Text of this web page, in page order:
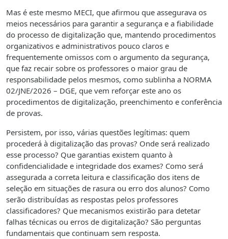
Mas é este mesmo MECI, que afirmou que assegurava os
meios necessários para garantir a segurança e a fiabilidade
do processo de digitalização que, mantendo procedimentos
organizativos e administrativos pouco claros e
frequentemente omissos com o argumento da segurança,
que faz recair sobre os professores o maior grau de
responsabilidade pelos mesmos, como sublinha a NORMA
02/JNE/2026 – DGE, que vem reforçar este ano os
procedimentos de digitalização, preenchimento e conferência
de provas.
Persistem, por isso, várias questões legítimas: quem
procederá à digitalização das provas? Onde será realizado
esse processo? Que garantias existem quanto à
confidencialidade e integridade dos exames? Como será
assegurada a correta leitura e classificação dos itens de
seleção em situações de rasura ou erro dos alunos? Como
serão distribuídas as respostas pelos professores
classificadores? Que mecanismos existirão para detetar
falhas técnicas ou erros de digitalização? São perguntas
fundamentais que continuam sem resposta.